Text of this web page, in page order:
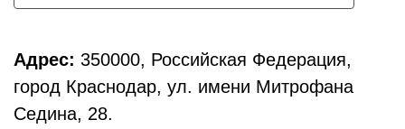
Адрес: 350000, Российская Федерация,
город Краснодар, ул. имени Митрофана
Седина, 28.